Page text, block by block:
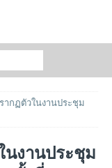
ากฏตัวในงานประชุม
นงานประชุม